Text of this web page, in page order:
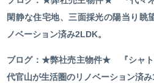
閑静な住宅地、三面採光の陽当り眺
ノベーション済み2LDK。
ブログ：★弊社売主物件★ 『シャ
代官山が生活圏のリノベーション済